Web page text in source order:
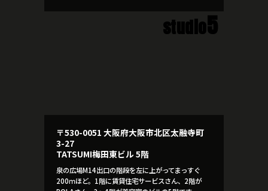
studio5
〒530-0051 大阪府大阪市北区太融寺町
3-27
TATSUMI梅田東ビル 5階
泉の広場M14出口の階段を左に上がってまっすぐ
200ｍほど。1階に賃貸住宅サービスさん、2階が